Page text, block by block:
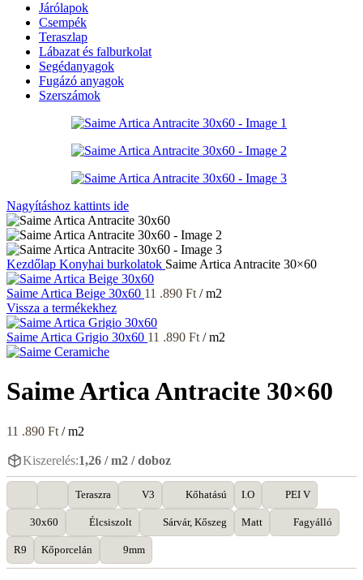
Járólapok
Csempék
Teraszlap
Lábazat és falburkolat
Segédanyagok
Fugázó anyagok
Szerszámok
Nagyításhoz kattints ide
Kezdőlap Konyhai burkolatok Saime Artica Antracite 30×60
Saime Artica Beige 30x60 11 .890 Ft / m2
Vissza a termékekhez
Saime Artica Grigio 30x60 11 .890 Ft / m2
Saime Artica Antracite 30×60
11 .890 Ft / m2
Kiszerelés:1,26 / m2 / doboz
Teraszra V3 Kőhatású I.O PEI V
30x60 Élcsiszolt Sárvár, Kőszeg Matt Fagyálló
R9 Kőporcelán 9mm